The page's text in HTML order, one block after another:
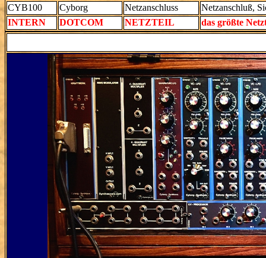
CYB100 Cyborg Netzanschluss
Netzanschluß,
INTERN
DOTCOM NETZTEIL das größte